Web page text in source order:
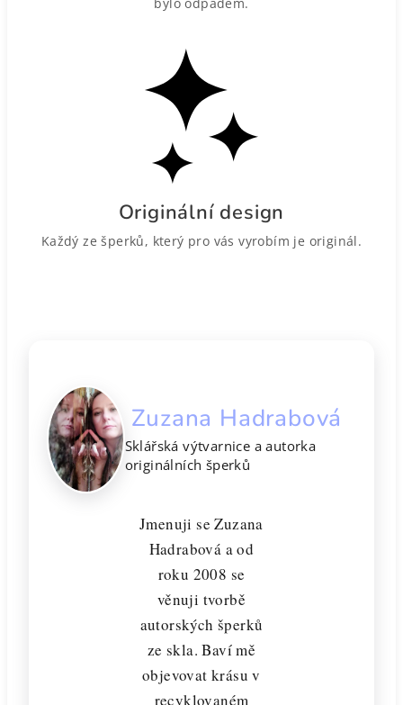
Originální design
Každý ze šperků, který pro vás vyrobím je originál.
Zuzana Hadrabová
Sklářská výtvarnice a autorka
originálních šperků
Jmenuji se Zuzana
Hadrabová a od
roku 2008 se
věnuji tvorbě
autorských šperků
ze skla. Baví mě
objevovat krásu v
recyklovaném